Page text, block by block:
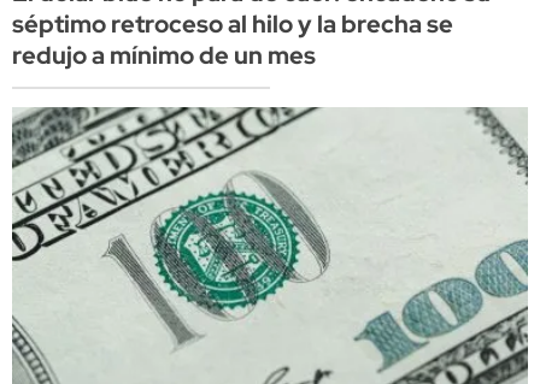
séptimo retroceso al hilo y la brecha se
redujo a mínimo de un mes